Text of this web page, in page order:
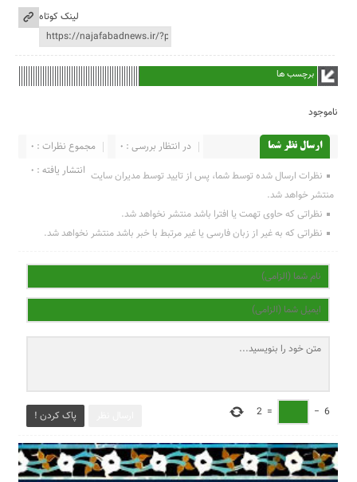
لینک کوتاه
برچسب ها
ناموجود
ارسال نظر شما مجموع نظرات : 0
در انتظار بررسی : 0
انتشار یافته : 0 نظرات ارسال شده توسط شما، پس از تایید توسط مدیران سایت
منتشر خواهد شد.
نظراتی که حاوی تهمت یا افترا باشد منتشر نخواهد شد.
نظراتی که به غیر از زبان فارسی یا غیر مرتبط با خبر باشد منتشر نخواهد شد.
پاک کردن ! 6
−
=
2